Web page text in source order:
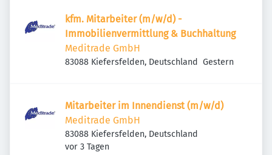
kfm. Mitarbeiter (m/w/d) -
Immobilienvermittlung & Buchhaltung
Meditrade GmbH
83088 Kiefersfelden, Deutschland Veröffentlicht
Gestern
Mitarbeiter im Innendienst (m/w/d)
Meditrade GmbH
83088 Kiefersfelden, Deutschland
Veröffentlicht
vor 3 Tagen